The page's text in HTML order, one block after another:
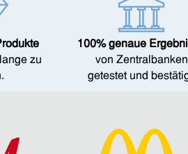
zu
100% genaue
von Zentralbanken
getestet und